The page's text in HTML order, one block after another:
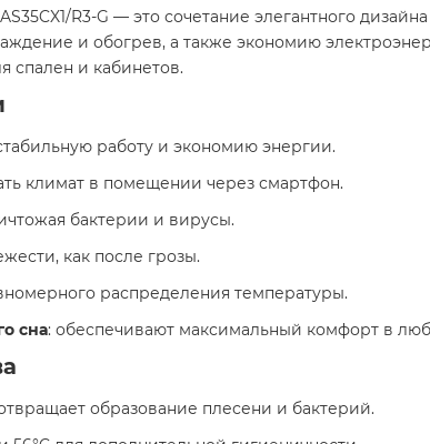
R3-G — это сочетание элегантного
и обогрев, а также экономию
спален и кабинетов.
работу и экономию энергии.
климат в помещении через смартфон.
бактерии и вирусы.
как после грозы.
распределения температуры.
сна: обеспечивают максимальный комфорт в
образование плесени и бактерий.